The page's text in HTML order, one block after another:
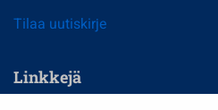
Tilaa uutiskirje
Linkkejä